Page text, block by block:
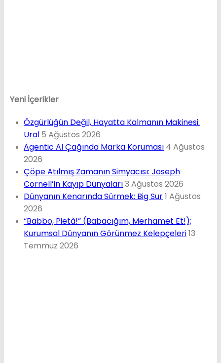
Yeni İçerikler
Özgürlüğün Değil, Hayatta Kalmanın Makinesi:
Ural 5 Ağustos 2026
Agentic AI Çağında Marka Koruması 4 Ağustos
2026
Çöpe Atılmış Zamanın Simyacısı: Joseph
Cornell’in Kayıp Dünyaları3 Ağustos 2026
Dünyanın Kenarında Sürmek: Big Sur1 Ağustos
2026
“Babbo, Pietà!” (Babacığım, Merhamet Et!);
Kurumsal Dünyanın Görünmez Kelepçeleri13
Temmuz 2026